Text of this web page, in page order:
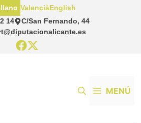
14
C/San Fernando, 44
ValenciàEnglish
MENÚ